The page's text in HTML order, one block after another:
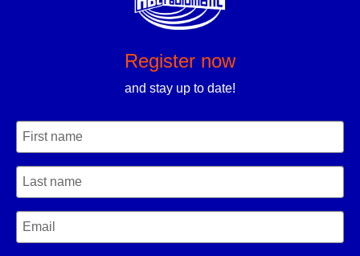
Register now
and stay up to date!